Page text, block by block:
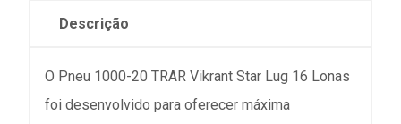
Descrição
O Pneu 1000-20 TRAR Vikrant Star Lug 16 Lonas
foi desenvolvido para oferecer máxima